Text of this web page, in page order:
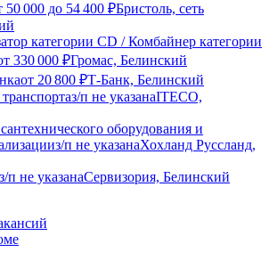
50 000 до 54 400 ₽Бристоль, сеть
категории CD / Комбайнер категории
330 000 ₽Громас, Белинский
от 20 800 ₽Т-Банк, Белинский
з/п не указанаITECO,
оборудования и
з/п не указанаХохланд Руссланд,
з/п не указанаСервизория, Белинский